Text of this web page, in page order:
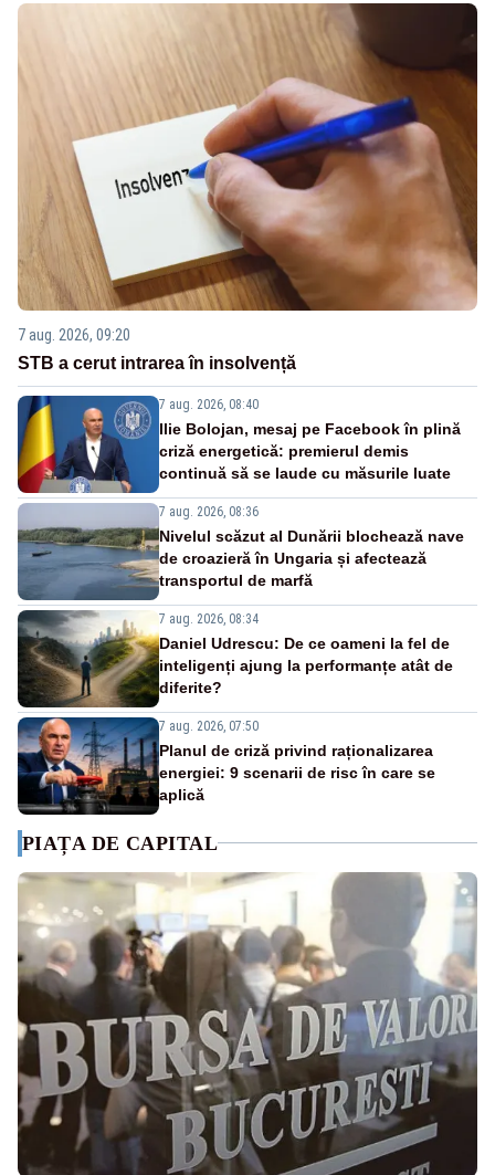
7 aug. 2026, 09:20
STB a cerut intrarea în insolvență
7 aug. 2026, 08:40
Ilie Bolojan, mesaj pe Facebook în plină
criză energetică: premierul demis
continuă să se laude cu măsurile luate
7 aug. 2026, 08:36
Nivelul scăzut al Dunării blochează nave
de croazieră în Ungaria și afectează
transportul de marfă
7 aug. 2026, 08:34
Daniel Udrescu: De ce oameni la fel de
inteligenți ajung la performanțe atât de
diferite?
7 aug. 2026, 07:50
Planul de criză privind raționalizarea
energiei: 9 scenarii de risc în care se
aplică
PIAȚA DE CAPITAL